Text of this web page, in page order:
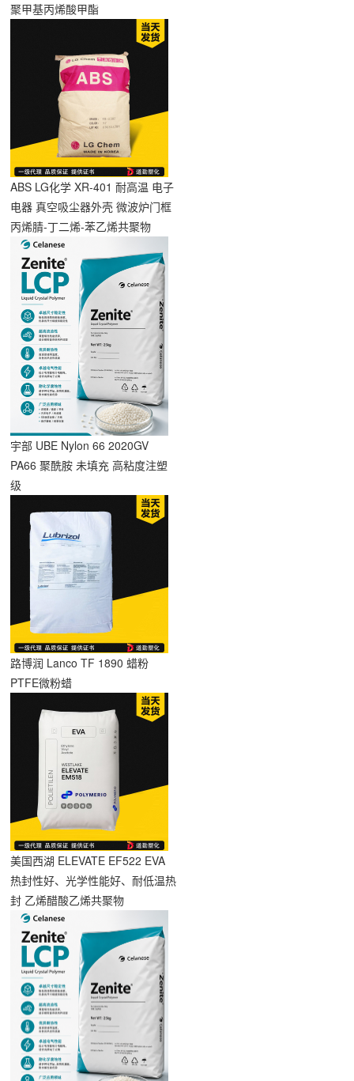
聚甲基丙烯酸甲酯
ABS LG化学 XR-401 耐高温 电子
电器 真空吸尘器外壳 微波炉门框
丙烯腈-丁二烯-苯乙烯共聚物
宇部 UBE Nylon 66 2020GV
PA66 聚酰胺 未填充 高粘度注塑
级
路博润 Lanco TF 1890 蜡粉
PTFE微粉蜡
美国西湖 ELEVATE EF522 EVA
热封性好、光学性能好、耐低温热
封 乙烯醋酸乙烯共聚物